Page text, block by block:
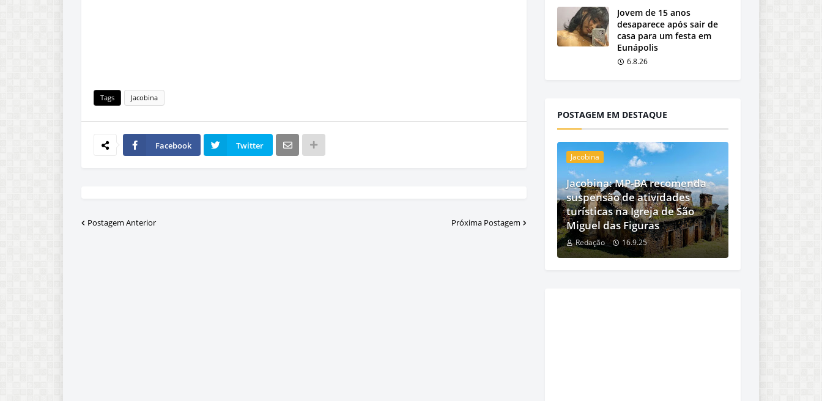
Tags Jacobina
Facebook Twitter
Postagem Anterior Próxima Postagem
Jovem de 15 anos
desaparece após sair de
casa para um festa em
Eunápolis
6.8.26
POSTAGEM EM DESTAQUE
Jacobina
Jacobina: MP-BA recomenda
suspensão de atividades
turísticas na Igreja de São
Miguel das Figuras
Redação 16.9.25